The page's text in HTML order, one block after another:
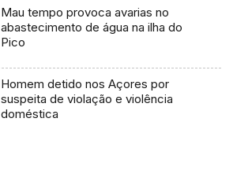
Mau tempo provoca avarias no
abastecimento de água na ilha do
Pico
Homem detido nos Açores por
suspeita de violação e violência
doméstica